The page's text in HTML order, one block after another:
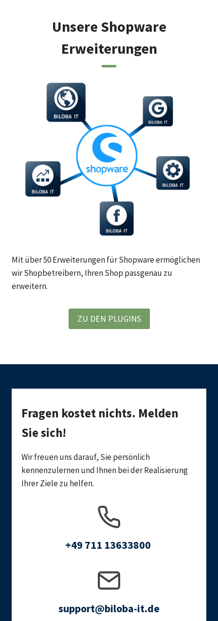
Unsere Shopware
Erweiterungen
Mit über 50 Erweiterungen für Shopware ermöglichen
wir Shopbetreibern, Ihren Shop passgenau zu
erweitern.
ZU DEN PLUGINS
Fragen kostet nichts. Melden
Sie sich!
Wir freuen uns darauf, Sie persönlich
kennenzulernen und Ihnen bei der Realisierung
Ihrer Ziele zu helfen.
+49 711 13633800
support@biloba-it.de